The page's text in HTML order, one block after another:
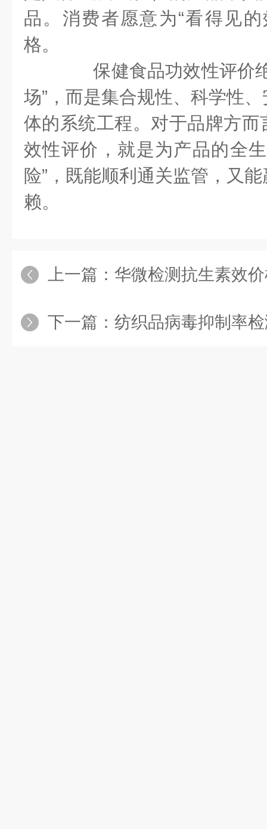
品。消费者愿意为“看得见
格。
保健食品功效性评价绝
场”，而是集合规性、科学性
体的系统工程。对于品牌方
效性评价，就是为产品的全
险”，既能顺利通关监管，又
赖。
上一篇： 华微检测抗生素效
下一篇： 纺织品病毒抑制率检测，到底需要